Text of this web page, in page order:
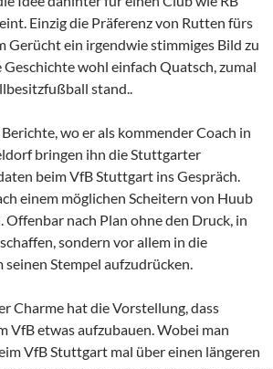
Einzig die Präferenz von Rutten fürs
Gerücht ein irgendwie stimmiges Bild zu
wohl einfach Quatsch, zumal
stand..
wo er als kommender Coach in
bringen ihn die Stuttgarter
beim VfB Stuttgart ins Gespräch.
einem möglichen Scheitern von Huub
nach Plan ohne den Druck, in
sondern vor allem in die
seinen Stempel aufzudrücken.
Charme hat die Vorstellung, dass
VfB etwas aufzubauen. Wobei man
VfB Stuttgart mal über einen längeren